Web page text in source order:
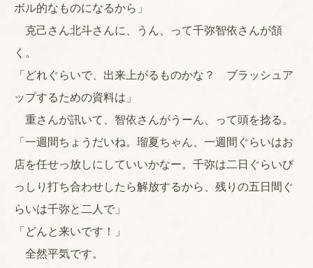
ボル的なものになるから」
克己さん北斗さんに、うん、って千弥智依さんが頷
く。
「どれぐらいで、出来上がるものかな？ ブラッシュア
ップするための資料は」
重さんが訊いて、智依さんがうーん、って頭を捻る。
「一週間ちょうだいね。瑠夏ちゃん、一週間ぐらいはお
店を任せっ放しにしていいかなー。千弥は二日ぐらいび
っしり打ち合わせしたら解放するから、残りの五日間ぐ
らいは千弥と二人で」
「どんと来いです！」
全然平気です。